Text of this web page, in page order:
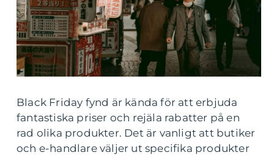
Black Friday fynd är kända för att erbjuda
fantastiska priser och rejäla rabatter på en
rad olika produkter. Det är vanligt att butiker
och e-handlare väljer ut specifika produkter